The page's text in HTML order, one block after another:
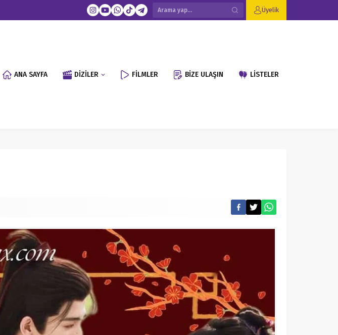
Üyelik
ANA SAYFA DİZİLER FİLMLER BİZE ULAŞIN LİSTELER